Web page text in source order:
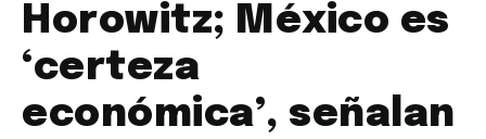
Horowitz; México es
‘certeza
económica’, señalan